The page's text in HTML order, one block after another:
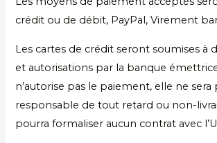
crédit ou de débit, PayPal, Virement
Les cartes de crédit seront soumises à
et autorisations par la banque
n’autorise pas le paiement, elle ne sera
responsable de tout retard ou non-
pourra formaliser aucun contrat avec